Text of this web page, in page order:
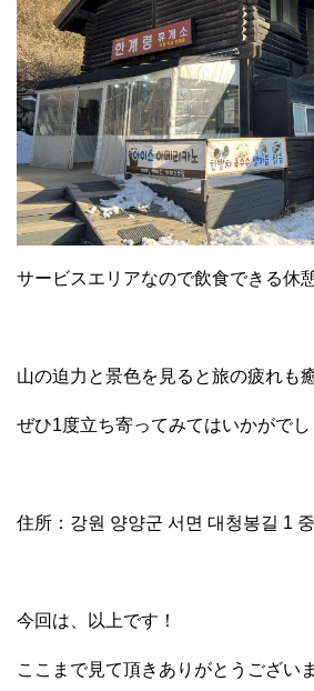
サービスエリアなので飲食できる休
山の迫力と景色を見ると旅の疲れも
ぜひ1度立ち寄ってみてはいかがで
住所：강원 양양군 서면 대청봉길 1
今回は、以上です！
ここまで見て頂きありがとうござい